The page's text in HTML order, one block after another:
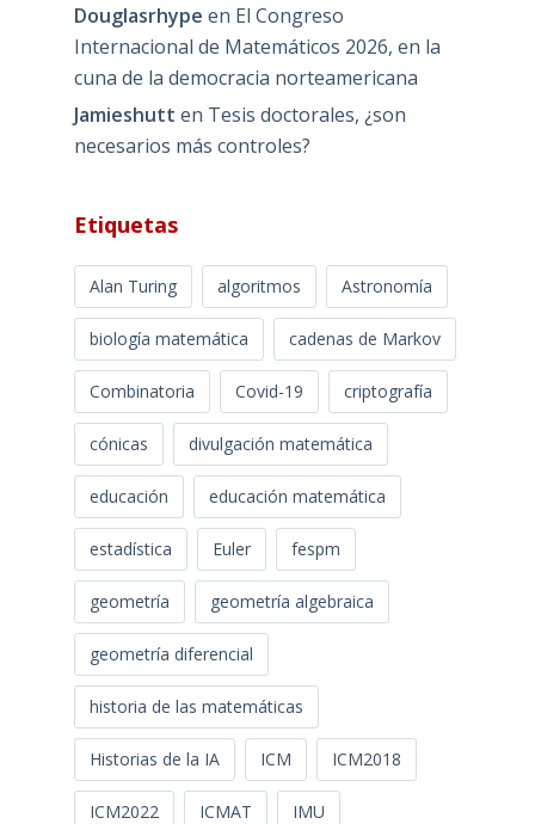
Douglasrhype en El Congreso
Internacional de Matemáticos 2026, en la
cuna de la democracia norteamericana
Jamieshutt en Tesis doctorales, ¿son
necesarios más controles?
Etiquetas
Alan Turing algoritmos Astronomía
biología matemática cadenas de Markov
Combinatoria Covid-19 criptografía
cónicas divulgación matemática
educación educación matemática
estadística Euler fespm
geometría geometría algebraica
geometría diferencial
historia de las matemáticas
Historias de la IA ICM ICM2018
ICM2022 ICMAT IMU